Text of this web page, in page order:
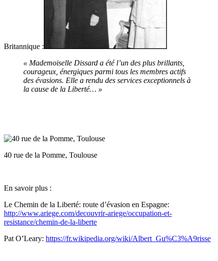
Britannique :
« Mademoiselle Dissard a été l’un des plus brillants,
courageux, énergiques parmi tous les membres actifs
des évasions. Elle a rendu des services exceptionnels à
la cause de la Liberté… »
40 rue de la Pomme, Toulouse
En savoir plus :
Le Chemin de la Liberté: route d’évasion en Espagne:
http://www.ariege.com/decouvrir-ariege/occupation-et-
resistance/chemin-de-la-liberte
Pat O’Leary: https://fr.wikipedia.org/wiki/Albert_Gu%C3%A9risse